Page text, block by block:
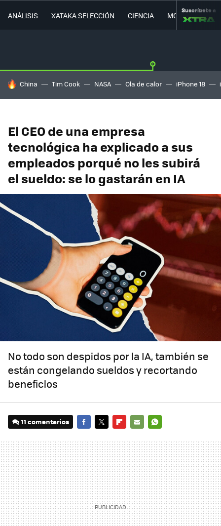
ANÁLISIS XATAKA SELECCIÓN CIENCIA MOVILIDAD
Suscríbete a
HOY SE HABLA DE
China Tim Cook NASA Ola de calor iPhone 18
El CEO de una empresa
tecnológica ha explicado a sus
empleados porqué no les subirá
el sueldo: se lo gastarán en IA
No todo son despidos por la IA, también se
están congelando sueldos y recortando
beneficios
11 comentarios
MAIL